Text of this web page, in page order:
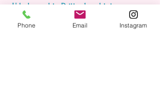
Urheberrechte Dritter beachtet.
Insbesondere werden Inhalte Dritter als
solche gekennzeichnet. Sollten Sie
Phone Email Instagram